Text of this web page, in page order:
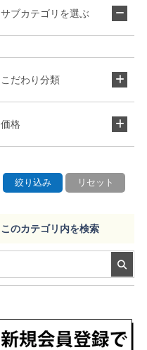
サブカテゴリを選ぶ
こだわり分類
価格
このカテゴリ内を検索